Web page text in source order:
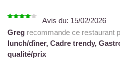
Avis du: 15/02/2026
Greg recommande ce restaurant
lunch/dîner, Cadre trendy,
qualité/prix